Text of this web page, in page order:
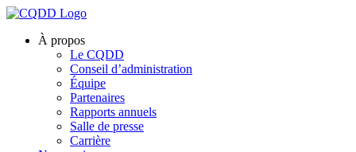
À propos
Le CQDD
Conseil d’administration
Équipe
Partenaires
Rapports annuels
Salle de presse
Carrière